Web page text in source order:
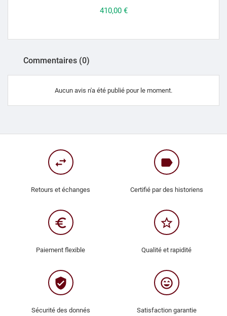
Prix
410,00 €
Commentaires (0)
Aucun avis n'a été publié pour le moment.
swap_horiz
Retours et échanges
label
Certifié par des historiens
euro_symbol
Paiement flexible
star_border
Qualité et rapidité
verified_user
Sécurité des donnés
sentiment_very_satisfied
Satisfaction garantie